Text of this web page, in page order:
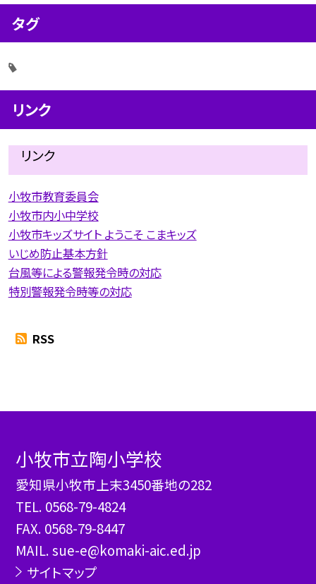
タグ
リンク
リンク
小牧市教育委員会
小牧市内小中学校
小牧市キッズサイト ようこそ こまキッズ
いじめ防止基本方針
台風等による警報発令時の対応
特別警報発令時等の対応
RSS
小牧市立陶小学校
愛知県小牧市上末3450番地の282
TEL. 0568-79-4824
FAX. 0568-79-8447
MAIL. sue-e@komaki-aic.ed.jp
サイトマップ